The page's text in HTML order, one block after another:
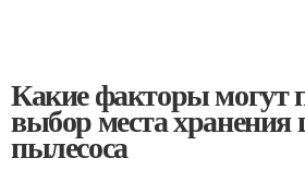
Какие факторы могут
выбор места
пылесоса